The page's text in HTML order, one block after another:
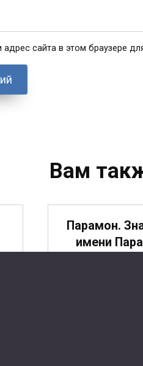
адрес сайта в этом браузере
Вам
Парамон.
имени
Прокопий.